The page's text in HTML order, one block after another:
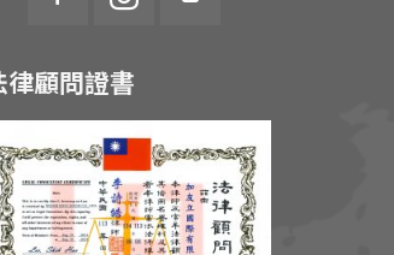
律顧問證書